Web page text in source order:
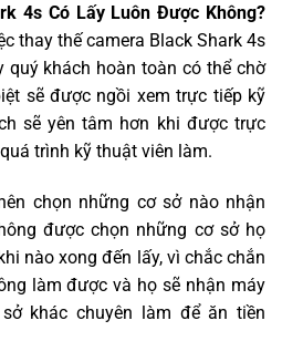
4s Có Lấy Luôn Được Không?
thay thế camera Black Shark 4s
quý khách hoàn toàn có thể chờ
sẽ được ngồi xem trực tiếp kỹ
sẽ yên tâm hơn khi được trực
trình kỹ thuật viên làm.
chọn những cơ sở nào nhận
được chọn những cơ sở họ
nào xong đến lấy, vì chắc chắn
làm được và họ sẽ nhận máy
khác chuyên làm để ăn tiền